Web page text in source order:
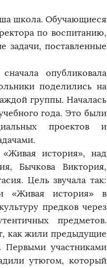
школа. Обучающиеся
по воспитанию,
задачи, поставленные
опубликовала
поделились на
группы. Началась
года. Это были
проектов и
история», над
Бычкова Виктория,
Цель звучала так:
«Живая история» в
предков через
предметов.
как жили предыдущие
Первыми участниками
утюгом, который